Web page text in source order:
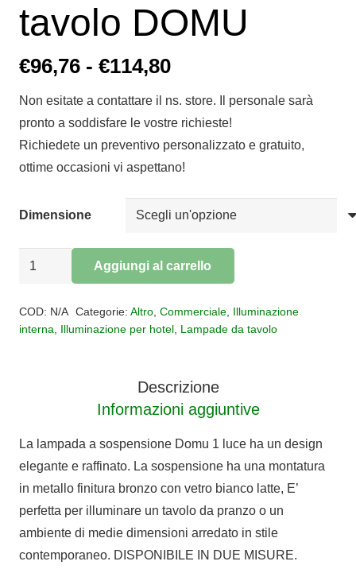
tavolo DOMU
€96,76 - €114,80Fascia
prezzo:
da
€96,76
a
€114,80
Non esitate a contattare il ns. store. Il personale sarà
pronto a soddisfare le vostre richieste!
Richiedete un preventivo personalizzato e gratuito,
ottime occasioni vi aspettano!
Dimensione
Lampada
DOMU
Aggiungi al carrello
COD: N/A Categorie: Altro, Commerciale, Illuminazione
interna
Illuminazione per hotel Lampade da tavolo
Descrizione
Informazioni aggiuntive
La lampada a sospensione Domu 1 luce ha un design
elegante e raffinato. La sospensione ha una montatura
in metallo finitura bronzo con vetro bianco latte, E’
perfetta per illuminare un tavolo da pranzo o un
ambiente di medie dimensioni arredato in stile
contemporaneo. DISPONIBILE IN DUE MISURE.